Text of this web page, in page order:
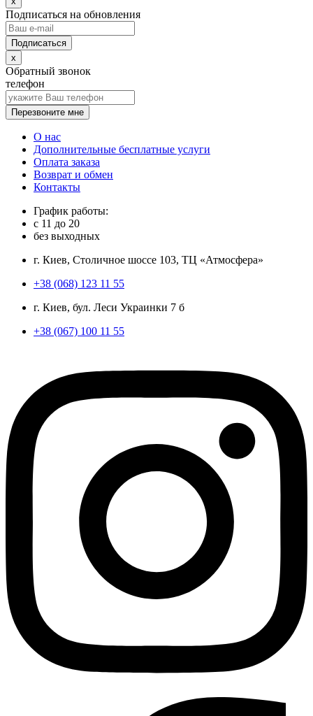
Подписаться на обновления
x
Обратный звонок
телефон
Перезвоните мне
О нас
Дополнительные бесплатные услуги
Оплата заказа
Возврат и обмен
Контакты
График работы:
с 11 до 20
без выходных
г. Киев, Столичное шоссе 103, ТЦ «Атмосфера»
+38 (068) 123 11 55
г. Киев, бул. Леси Украинки 7 б
+38 (067) 100 11 55